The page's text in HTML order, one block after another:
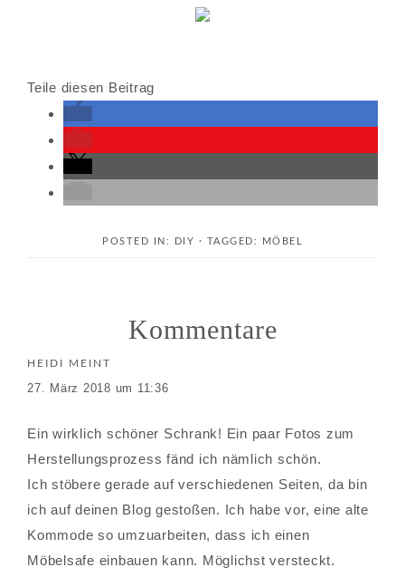
Teile diesen Beitrag
POSTED IN: DIY · TAGGED: MÖBEL
Kommentare
HEIDI MEINT
27. März 2018 um 11:36
Ein wirklich schöner Schrank! Ein paar Fotos zum
Herstellungsprozess fänd ich nämlich schön.
Ich stöbere gerade auf verschiedenen Seiten, da bin
ich auf deinen Blog gestoßen. Ich habe vor, eine alte
Kommode so umzuarbeiten, dass ich einen
Möbelsafe einbauen kann. Möglichst versteckt.